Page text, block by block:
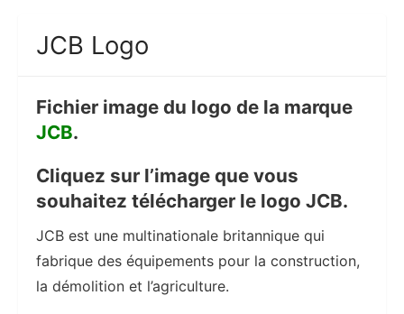
JCB Logo
Fichier image du logo de la marque
JCB.
Cliquez sur l’image que vous
souhaitez télécharger le logo JCB.
JCB est une multinationale britannique qui
fabrique des équipements pour la construction,
la démolition et l’agriculture.